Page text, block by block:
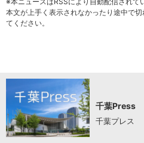
本文が上手く表示されなかったり途中で
てください。
千葉Press
千葉プレス